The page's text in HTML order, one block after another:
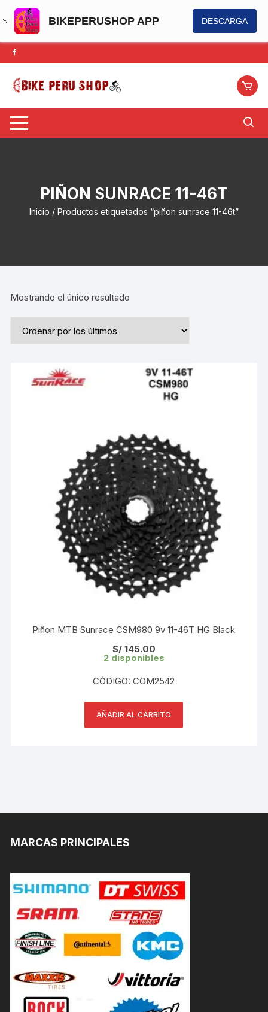
BIKEPERUSHOP APP DESCARGA
Saltar
al
contenido
PIÑON SUNRACE 11-46T
Inicio / Productos etiquetados “piñon sunrace 11-46t”
Mostrando el único resultado
Piñon MTB Sunrace CSM980 9v 11-46T HG Black
S/145.00
2 disponibles
CÓDIGO: COM2542
AÑADIR AL CARRITO
MARCAS PRINCIPALES